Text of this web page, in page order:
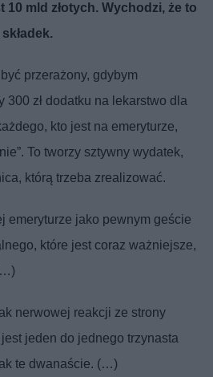
10 mld złotych. Wychodzi, że to
przerażony, gdybym
300 zł dodatku na lekarstwo dla
kto jest na emeryturze,
To tworzy sztywny wydatek,
którą trzeba zrealizować.
emeryturze jako pewnym geście
które jest coraz ważniejsze,
nerwowej reakcji ze strony
jeden do jednego trzynasta
te dwanaście. (…)